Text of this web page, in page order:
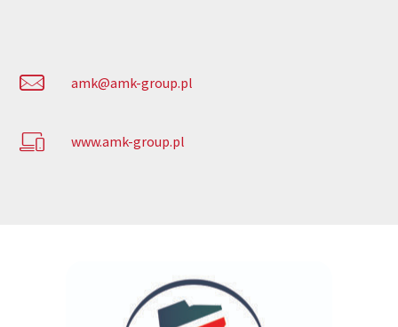
amk@amk-group.pl
www.amk-group.pl